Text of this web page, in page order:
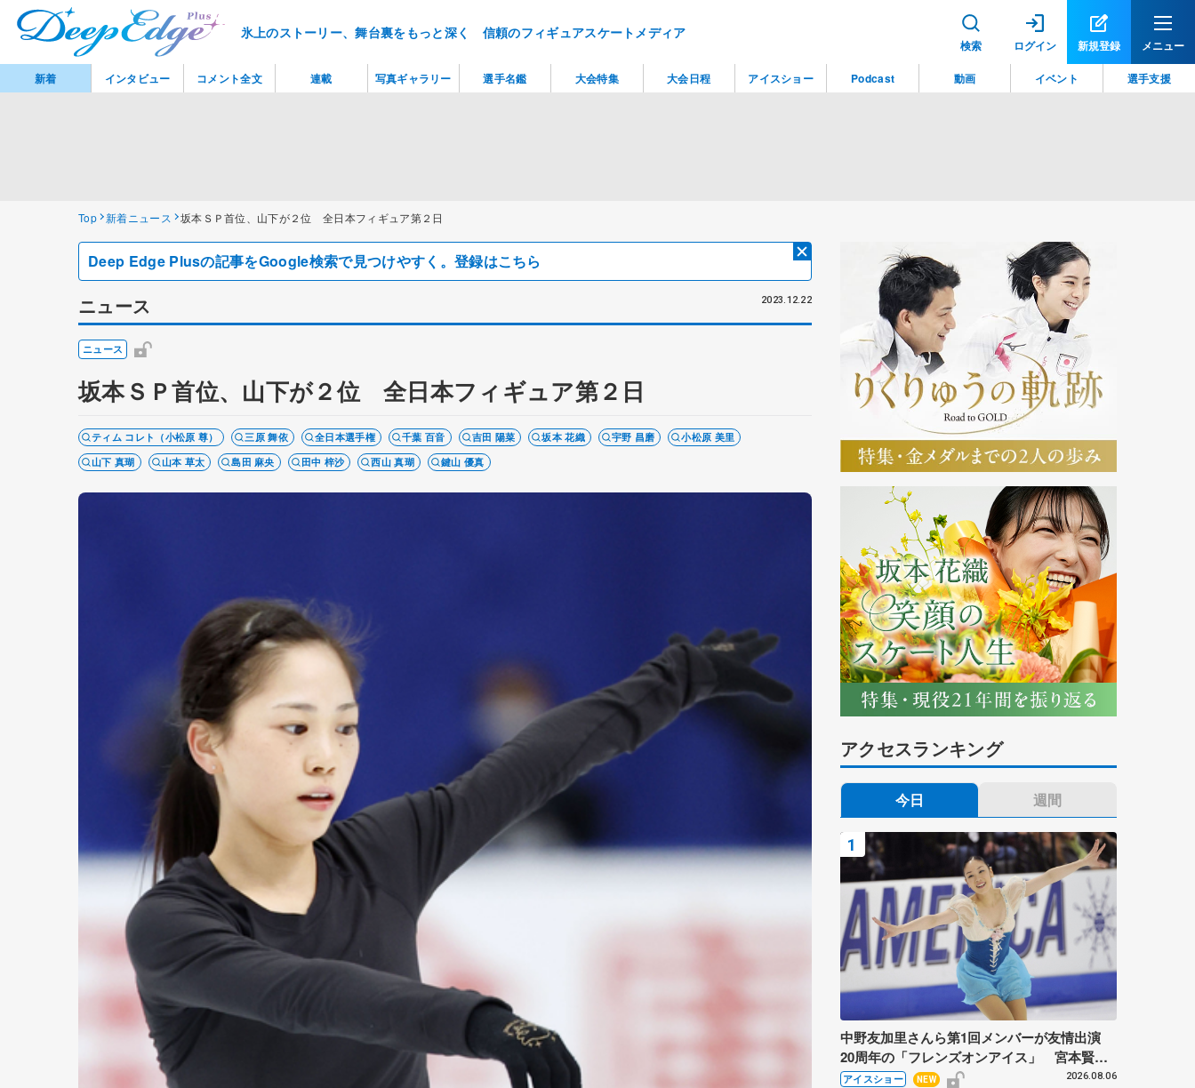
氷上のストーリー、舞台裏をもっと深く 信頼のフィギュアスケートメディア
検索 ログイン 新規登録 メニュー
Top 新着ニュース 坂本ＳＰ首位、山下が２位 全日本フィギュア第２日
Deep Edge Plusの記事をGoogle検索で見つけやすく。登録はこちら
ニュース 2023.12.22
ニュース
坂本ＳＰ首位、山下が２位 全日本フィギュア第２日
ティム コレト（小松原 尊） 三原 舞依 全日本選手権 千葉 百音 吉田 陽菜 坂本 花織 宇野 昌磨
小松原 美里
山下 真瑚
山本 草太 島田 麻央 田中 梓沙 西山 真瑚 鍵山 優真
アクセスランキング
今日 週間
中野友加里さんら第1回メンバーが友情出演
20周年の「フレンズオンアイス」 宮本賢二
さん、有川梨絵さん、田村岳斗さんも
アイスショー NEW 2026.08.06
新着 インタビュー コメント全文 連載 写真ギャラリー 選手名鑑 大会特集 大会日程 アイスショー Podcast 動画 イベント 選手支援